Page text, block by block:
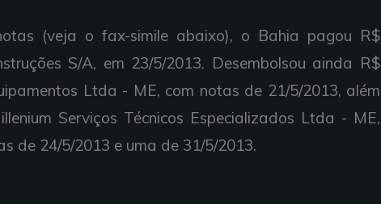
(veja o fax-simile abaixo), o Bahia pagou R$
S/A, em 23/5/2013. Desembolsou ainda R$
Ltda - ME, com notas de 21/5/2013, além
Serviços Técnicos Especializados Ltda - ME,
de 24/5/2013 e uma de 31/5/2013.